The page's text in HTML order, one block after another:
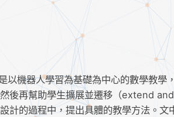
機器人學習為基礎為中心的數學教學
後再幫助學生擴展並遷移（extend
計的過程中，提出具體的教學方法。